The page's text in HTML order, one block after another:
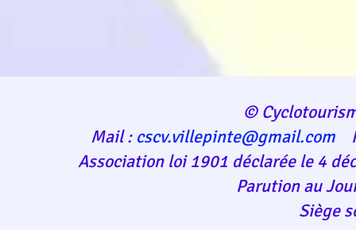
©
Mail : cscv.villepinte@gmail.com
Association loi 1901 déclarée le 4
Parution au
Siège